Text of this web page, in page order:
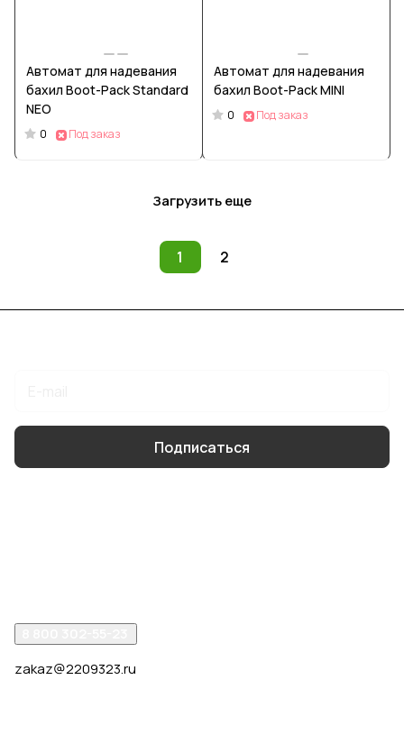
Автомат для надевания
бахил Boot-Pack Standard
NEO
0 Под заказ
Автомат для надевания
бахил Boot-Pack MINI
0 Под заказ
Загрузить еще
1 2
Подписаться
zakaz@2209323.ru